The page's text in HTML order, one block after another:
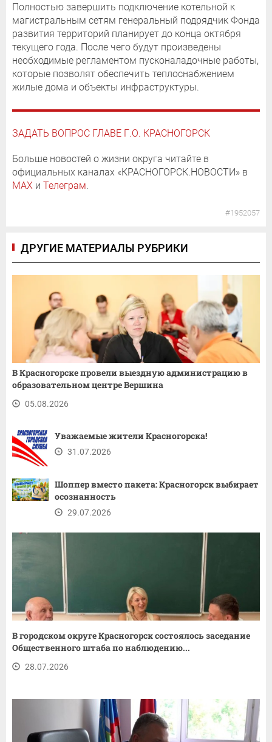
Полностью завершить подключение котельной к
магистральным сетям генеральный подрядчик Фонда
развития территорий планирует до конца октября
текущего года. После чего будут произведены
необходимые регламентом пусконаладочные работы,
которые позволят обеспечить теплоснабжением
жилые дома и объекты инфраструктуры.
ЗАДАТЬ ВОПРОС ГЛАВЕ Г.О. КРАСНОГОРСК
Больше новостей о жизни округа читайте в
официальных каналах «КРАСНОГОРСК.НОВОСТИ» в
MAX и Телеграм.
#1952057
ДРУГИЕ МАТЕРИАЛЫ РУБРИКИ
В Красногорске провели выездную администрацию в
образовательном центре Вершина
05.08.2026
Уважаемые жители Красногорска!
31.07.2026
Шоппер вместо пакета: Красногорск выбирает
осознанность
29.07.2026
В городском округе Красногорск состоялось заседание
Общественного штаба по наблюдению...
28.07.2026